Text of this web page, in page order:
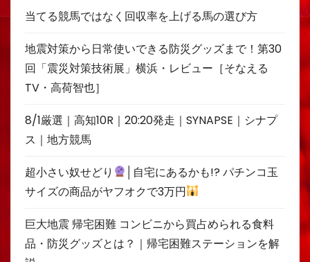
当てる競馬ではなく回収率を上げる馬の選び方
地震対策から日常使いできる防災グッズまで！第30
回「震災対策技術展」横浜・レビュー［そなえる
TV・高荷智也］
8/1厳選｜高知10R｜20:20発走｜SYNAPSE｜シナプ
ス｜地方競馬
超小さい奴せどり
│自宅にあるかも!? パチンコ玉
サイズの商品がヤフオクで3万円
巨大地震 帰宅困難 コンビニから買占められる食料
品・防災グッズとは？｜帰宅困難ステーションを解